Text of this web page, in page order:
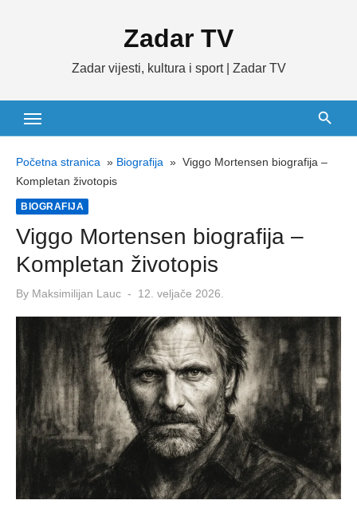
Zadar TV
Zadar vijesti, kultura i sport | Zadar TV
Početna stranica » Biografija » Viggo Mortensen biografija –
Kompletan životopis
BIOGRAFIJA
Viggo Mortensen biografija –
Kompletan životopis
By Maksimilijan Lauc
Posted
12. veljače 2026.